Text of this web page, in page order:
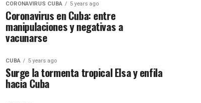
CORONAVIRUS CUBA 5 years ago
Coronavirus en Cuba: entre
manipulaciones y negativas a
vacunarse
CUBA 5 years ago
Surge la tormenta tropical Elsa y enfila
hacia Cuba